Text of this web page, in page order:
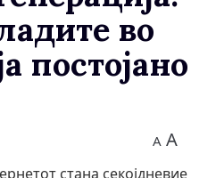
во
постојано
A A
стана секојдневие